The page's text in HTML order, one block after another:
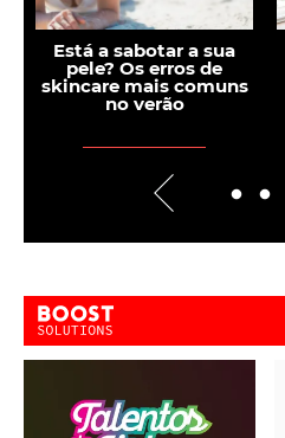
Está a sabotar a sua
pele? Os erros de
skincare mais comuns
no verão
Boost Activate